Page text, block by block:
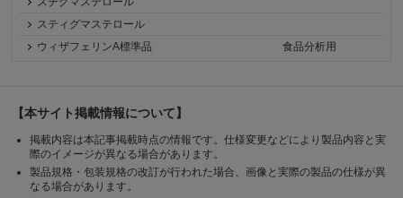
スティグマステロール
ウィザフェリンA標準品
食品分析用
【本サイト掲載情報について】
掲載内容は本記事掲載時点の情報です。仕様変更などにより製品内容と実
際のイメージが異なる場合があります。
製品規格・包装規格の改訂が行われた場合、画像と実際の製品の仕様が異
なる場合があります。